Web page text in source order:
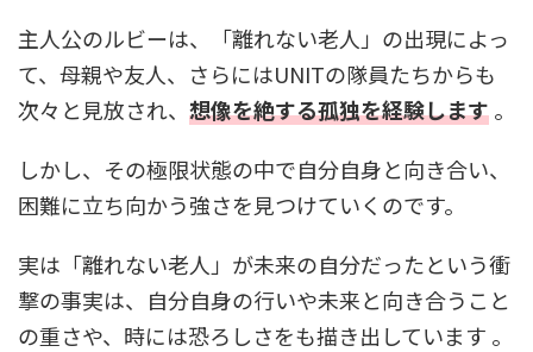
主人公のルビーは、「離れない老人」の出現によっ
て、母親や友人、さらにはUNITの隊員たちからも
次々と見放され、 想像を絶する孤独を経験します。
しかし、その極限状態の中で自分自身と向き合い、
困難に立ち向かう強さを見つけていくのです。
実は「離れない老人」が未来の自分だったという衝
撃の事実は、自分自身の行いや未来と向き合うこと
の重さや、時には恐ろしさをも描き出しています 。